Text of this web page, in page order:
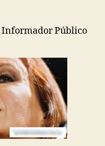
Informador Público